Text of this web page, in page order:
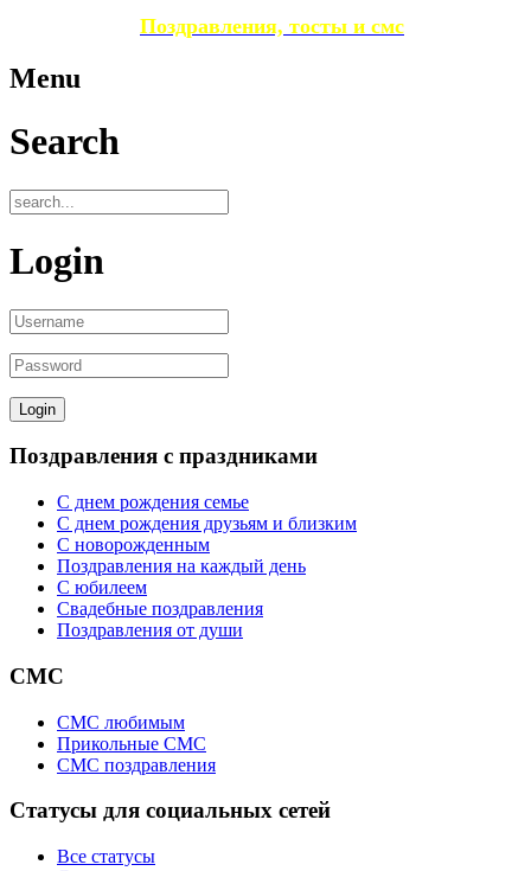
Поздравления, тосты и смс
Menu
Search
Login
Поздравления с праздниками
С днем рождения семье
С днем рождения друзьям и близким
C новорожденным
Поздравления на каждый день
С юбилеем
Свадебные поздравления
Поздравления от души
СМС
СМС любимым
Прикольные СМС
СМС поздравления
Статусы для социальных сетей
Все статусы